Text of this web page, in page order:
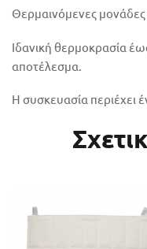
Θερμαινόμενες
Ιδανική θερμοκρασία
αποτέλεσμα.
Η συσκευασία περιέχει